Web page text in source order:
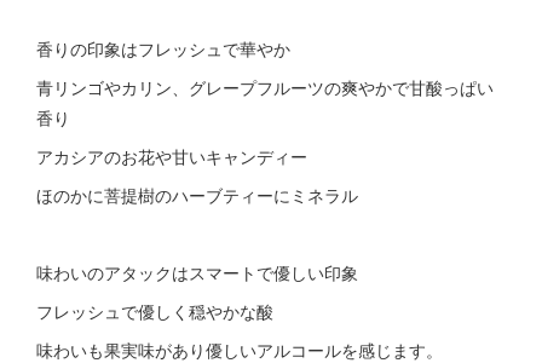
香りの印象はフレッシュで華やか
青リンゴやカリン、グレープフルーツの爽やかで甘酸っぱい
香り
アカシアのお花や甘いキャンディー
ほのかに菩提樹のハーブティーにミネラル
味わいのアタックはスマートで優しい印象
フレッシュで優しく穏やかな酸
味わいも果実味があり優しいアルコールを感じます。